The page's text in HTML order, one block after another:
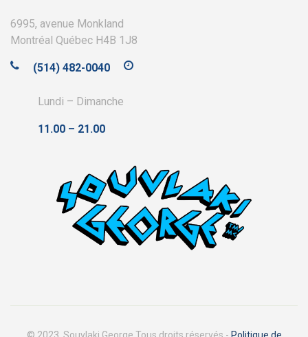
6995, avenue Monkland
Montréal Québec H4B 1J8
(514) 482-0040
Lundi – Dimanche
11.00 – 21.00